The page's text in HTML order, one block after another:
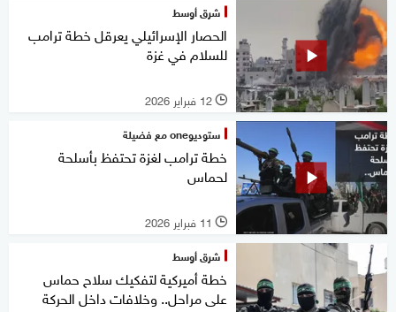
شرق أوسط
الحصار الإسرائيلي يعرقل خطة ترامب
للسلام في غزة
l 12 فبراير 2026
ستوديوone مع فضيلة
خطة ترامب لغزة تحتفظ بأسلحة
لحماس
l 11 فبراير 2026
شرق أوسط
خطة أميركية لتفكيك سلاح حماس
على مراحل.. وخلافات داخل الحركة